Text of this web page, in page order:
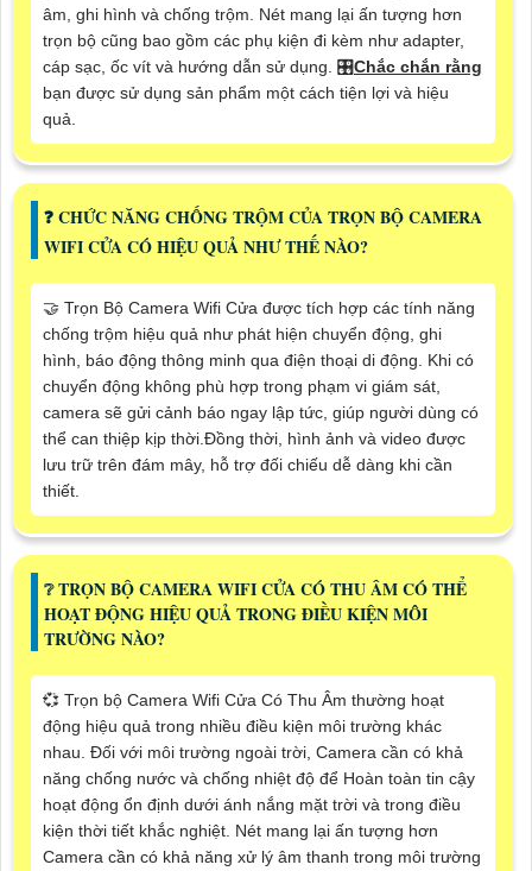
âm, ghi hình và chống trộm. Nét mang lại ấn tượng hơn
trọn bộ cũng bao gồm các phụ kiện đi kèm như adapter,
cáp sạc, ốc vít và hướng dẫn sử dụng. 🎛Chắc chắn rằng
bạn được sử dụng sản phẩm một cách tiện lợi và hiệu
quả.
❓ CHỨC NĂNG CHỐNG TRỘM CỦA TRỌN BỘ CAMERA
WIFI CỬA CÓ HIỆU QUẢ NHƯ THẾ NÀO?
🤝 Trọn Bộ Camera Wifi Cửa được tích hợp các tính năng
chống trộm hiệu quả như phát hiện chuyển động, ghi
hình, báo động thông minh qua điện thoại di động. Khi có
chuyển động không phù hợp trong phạm vi giám sát,
camera sẽ gửi cảnh báo ngay lập tức, giúp người dùng có
thể can thiệp kịp thời.Đồng thời, hình ảnh và video được
lưu trữ trên đám mây, hỗ trợ đối chiếu dễ dàng khi cần
thiết.
❔ TRỌN BỘ CAMERA WIFI CỬA CÓ THU ÂM CÓ THỂ
HOẠT ĐỘNG HIỆU QUẢ TRONG ĐIỀU KIỆN MÔI
TRƯỜNG NÀO?
💞 Trọn bộ Camera Wifi Cửa Có Thu Âm thường hoạt
động hiệu quả trong nhiều điều kiện môi trường khác
nhau. Đối với môi trường ngoài trời, Camera cần có khả
năng chống nước và chống nhiệt độ để Hoàn toàn tin cậy
hoạt động ổn định dưới ánh nắng mặt trời và trong điều
kiện thời tiết khắc nghiệt. Nét mang lại ấn tượng hơn
Camera cần có khả năng xử lý âm thanh trong môi trường